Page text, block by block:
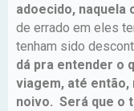
adoecido, naquela
de errado em eles
tenham sido
dá pra entender o
viagem, até
noivo. Será que o